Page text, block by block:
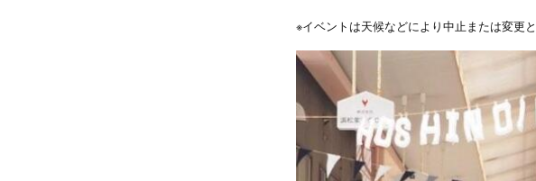
※イベントは天候などにより中止または変更